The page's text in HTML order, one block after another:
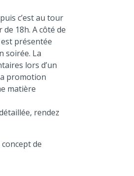
c’est au tour
18h. A côté de
présentée
soirée. La
lors d’un
promotion
matière
rendez
de